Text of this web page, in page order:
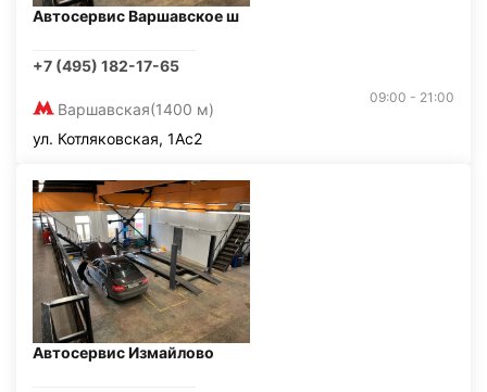
Автосервис Варшавское ш
+7 (495) 182-17-65
Варшавская(1400 м)
09:00 - 21:00
ул. Котляковская, 1Ас2
Автосервис Измайлово